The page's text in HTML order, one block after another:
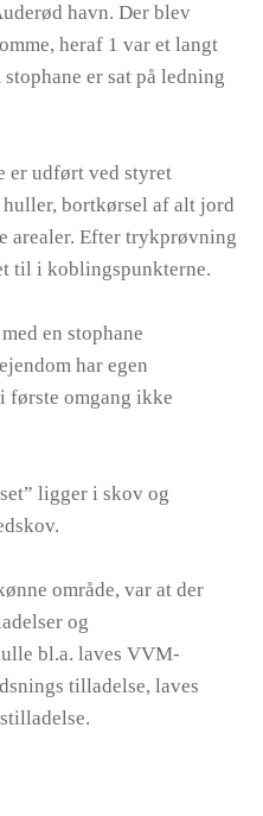
havn. Der blev
heraf 1 var et langt
er sat på ledning
er udført ved styret
bortkørsel af alt jord
arealer. Efter trykprøvning
til i koblingspunkterne.
en stophane
har egen
første omgang ikke
ligger i skov og
område, var at der
og
bl.a. laves VVM-
tilladelse, laves